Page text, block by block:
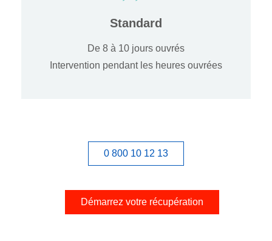
Standard
De 8 à 10 jours ouvrés
Intervention pendant les heures ouvrées
0 800 10 12 13
Démarrez votre récupération